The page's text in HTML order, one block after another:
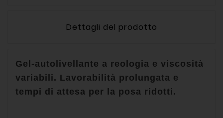
Dettagli del prodotto
Gel‑autolivellante a reologia e viscosità
variabili. Lavorabilità prolungata e
tempi di attesa per la posa ridotti.